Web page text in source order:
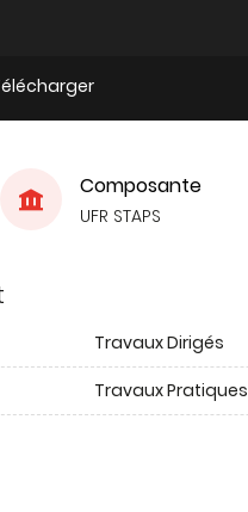
Composante
UFR STAPS
Travaux Dirigés
Travaux Pratiques